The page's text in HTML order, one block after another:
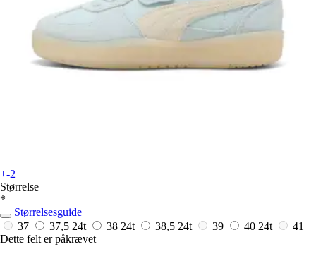
+-2
Størrelse
*
Størrelsesguide
37
37,5 24t 38 24t 38,5 24t 39 40 24t
41
Dette felt er påkrævet